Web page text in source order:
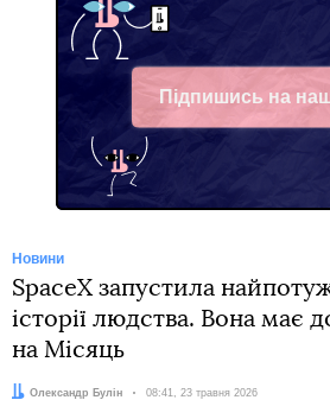
Підпишись на
Facebook
Новини
SpaceX запустила
історії людства. Вона має
на Місяць
Автор:
Олександр Булін Дата:
08:41, 23 травня 2026